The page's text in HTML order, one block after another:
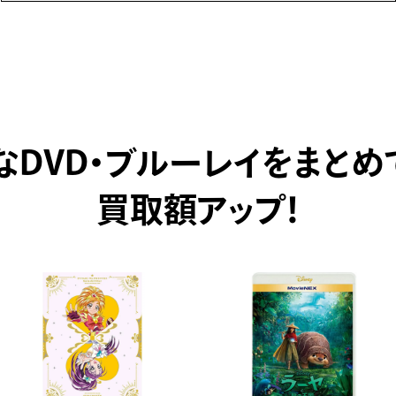
DVD・ブルーレイをまとめ
買取額アップ！